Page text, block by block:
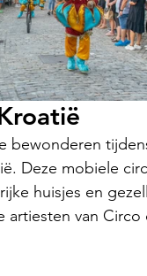
bewonderen
Deze mobiele
huisjes en
artiesten van Circo